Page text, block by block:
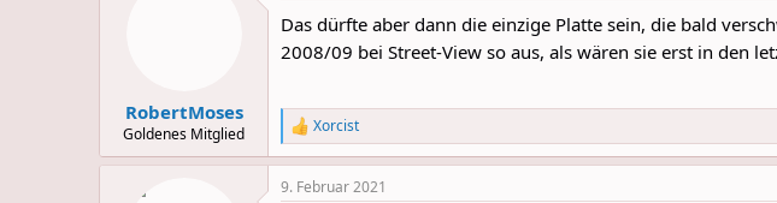
i
o
n
:
RobertMoses
Goldenes Mitglied
Das dürfte aber dann die einzige Platte sein, die bald
2008/09 bei Street-View so aus, als wären sie erst in den
R
e
a
c
Xorcist
9. Februar 2021